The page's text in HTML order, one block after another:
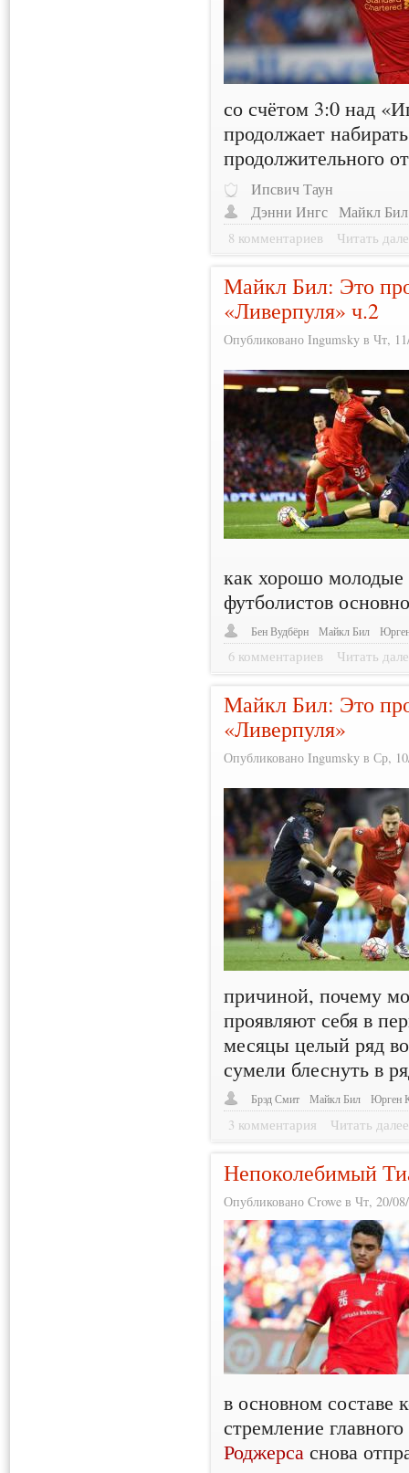
со счётом 3:0 над
продолжает
продолжительного
Ипсвич Таун
Дэнни Ингс Майкл Бил
8 комментариев Читать
Майкл Бил: Это
«Ливерпуля» ч.2
Опубликовано Ingumsky в Чт,
как хорошо молодые
футболистов
Бен Вудбёрн Майкл Бил
6 комментариев Читать
Майкл Бил: Это
«Ливерпуля»
Опубликовано Ingumsky в Ср,
причиной, почему
проявляют себя в
месяцы целый ряд
сумели блеснуть в
Брэд Смит Майкл Бил Юрген
3 комментария Читать далее
Непоколебимый
Опубликовано Crowe в Чт, 20/
в основном составе
стремление
Роджерса снова